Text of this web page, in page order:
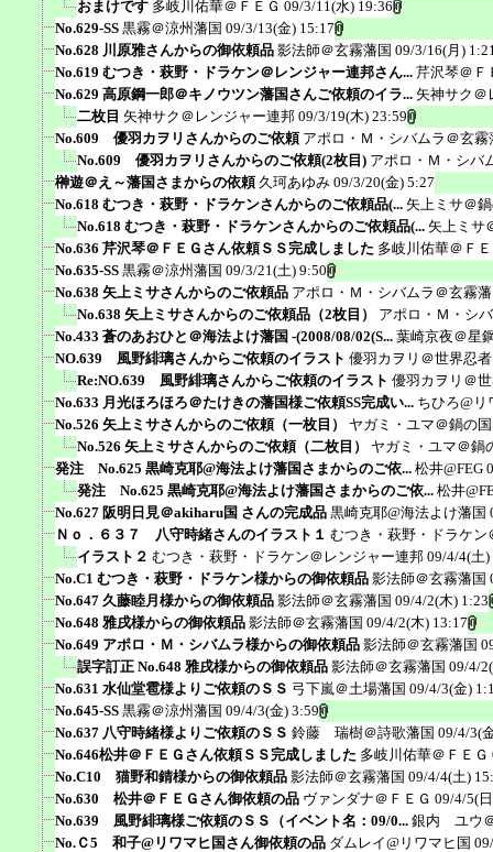
おまけです 多岐川佑華＠ＦＥＧ 09/3/11(水) 19:36
No.629-SS 黒霧＠涼州藩国 09/3/13(金) 15:17
No.628 川原雅さんからの御依頼品 影法師＠玄霧藩国 09/3/16(月)
No.619 むつき・萩野・ドラケン＠レンジャー連邦さん... 芹沢琴＠Ｆ
No.629 高原鋼一郎＠キノウツン藩国さんご依頼のイラ... 矢神サク＠
二枚目 矢神サク＠レンジャー連邦 09/3/19(木) 23:59
No.609 優羽カヲリさんからのご依頼 アポロ・Ｍ・シバムラ＠玄霧
No.609 優羽カヲリさんからのご依頼(2枚目) アポロ・Ｍ・シバ
榊遊＠え～藩国さまからの依頼 久珂あゆみ 09/3/20(金) 5:27
No.618 むつき・萩野・ドラケンさんからのご依頼品(... 矢上ミサ＠
No.618 むつき・萩野・ドラケンさんからのご依頼品(... 矢上ミサ
No.636 芹沢琴＠ＦＥＧさん依頼ＳＳ完成しました 多岐川佑華＠Ｆ
No.635-SS 黒霧＠涼州藩国 09/3/21(土) 9:50
No.638 矢上ミサさんからのご依頼品 アポロ・Ｍ・シバムラ＠玄霧
No.638 矢上ミサさんからのご依頼品（2枚目）
アポロ・Ｍ・シ
No.433 蒼のあおひと＠海法よけ藩国 -(2008/08/02(S... 葉崎京夜＠星
NO.639 風野緋璃さんからご依頼のイラスト 優羽カヲリ＠世界忍
Re:NO.639 風野緋璃さんからご依頼のイラスト 優羽カヲリ＠
No.633 月光ほろほろ＠たけきの藩国様ご依頼SS完成い... ちひろ@リ
No.526 矢上ミサさんからのご依頼（一枚目）
ヤガミ・ユマ＠鍋の国
No.526 矢上ミサさんからのご依頼（二枚目）
ヤガミ・ユマ＠鍋
発注 No.625 黒崎克耶@海法よけ藩国さまからのご依... 松井@FEG
発注 No.625 黒崎克耶@海法よけ藩国さまからのご依... 松井
No.627 阪明日見＠akiharu国 さんの完成品 黒崎克耶@海法よけ藩国
Ｎｏ．６３７ 八守時緒さんのイラスト１ むつき・萩野・ドラケン
イラスト２ むつき・萩野・ドラケン＠レンジャー連邦 09/4/4(土)
No.C1 むつき・萩野・ドラケン様からの御依頼品 影法師＠玄霧藩国
No.647 久藤睦月様からの御依頼品 影法師＠玄霧藩国 09/4/2(木) 1:23
No.648 雅戌様からの御依頼品 影法師＠玄霧藩国 09/4/2(木) 13:17
No.649 アポロ・Ｍ・シバムラ様からの御依頼品 影法師＠玄霧藩国
誤字訂正 No.648 雅戌様からの御依頼品 影法師＠玄霧藩国 09/4/
No.631 水仙堂雹様よりご依頼のＳＳ 弓下嵐＠土場藩国 09/4/3(金)
No.645-SS 黒霧＠涼州藩国 09/4/3(金) 3:59
No.637 八守時緒様よりご依頼のＳＳ 鈴藤 瑞樹＠詩歌藩国 09/4/3(
No.646松井＠ＦＥＧさん依頼ＳＳ完成しました 多岐川佑華＠ＦＥＧ
No.C10 猫野和錆様からの御依頼品 影法師＠玄霧藩国 09/4/4(土)
No.630 松井＠ＦＥＧさん御依頼の品 ヴァンダナ＠ＦＥＧ 09/4/5(
No.639 風野緋璃様ご依頼のＳＳ（イベント名：09/0... 銀内 ユウ
No.Ｃ5 和子@リワマヒ国さん御依頼の品 ダムレイ@リワマヒ国